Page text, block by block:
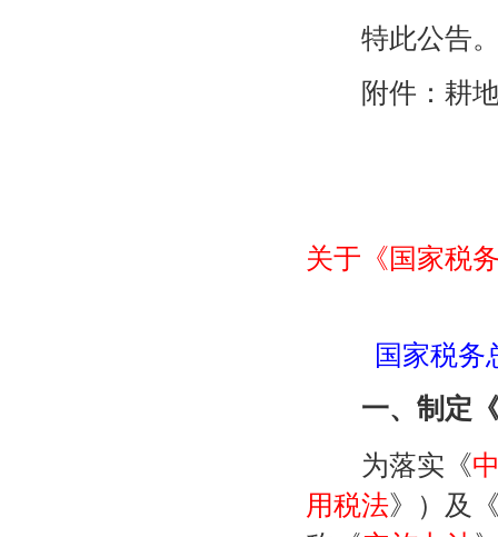
特此公告
附件：耕地
关于《国家税
国家税务
一、制定《
为落实《
用税法》）及